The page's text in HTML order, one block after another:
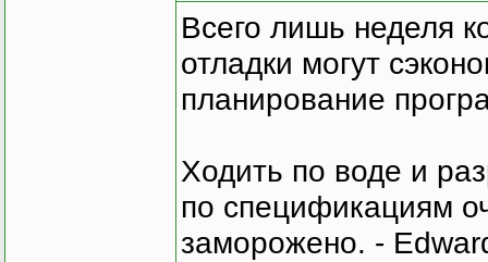
Всего лишь неделя
отладки могут
планирование
Ходить по воде и
по спецификациям
заморожено. -